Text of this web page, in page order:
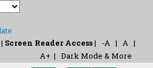
| Screen Reader Access| -A | A |
A+ | Dark Mode & More